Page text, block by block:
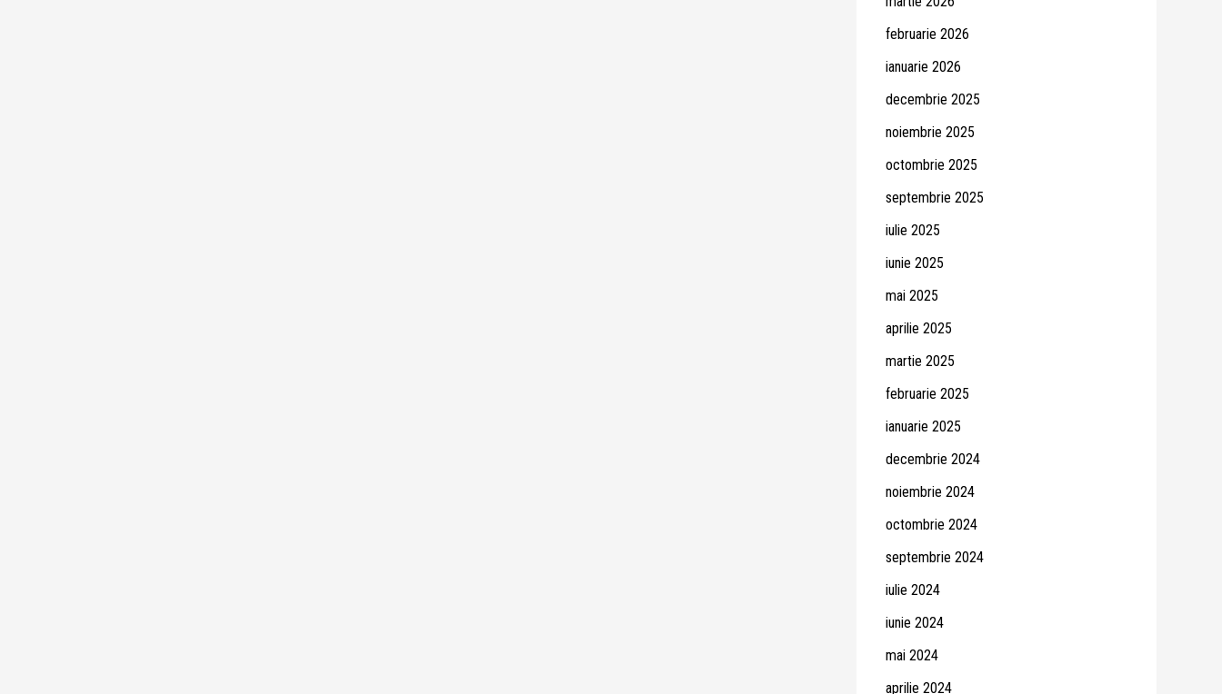
februarie 2026
ianuarie 2026
decembrie 2025
noiembrie 2025
octombrie 2025
septembrie 2025
iulie 2025
iunie 2025
mai 2025
aprilie 2025
martie 2025
februarie 2025
ianuarie 2025
decembrie 2024
noiembrie 2024
octombrie 2024
septembrie 2024
iulie 2024
iunie 2024
mai 2024
aprilie 2024